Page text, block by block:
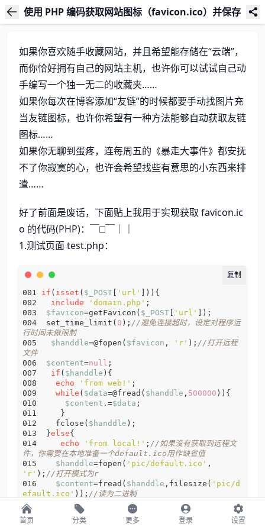
首页 分类 更多 登录 设置
使用 PHP 编码获取网站图标（favicon.ico）并保存
如果你喜欢随手收藏网站，并且希望能存储在“云端”，
而你恰好拥有自己的网站主机，也许你可以试试自己动
手编写一个独一无二的收藏夹……
如果你每次在博客添加“友链”的时候都要手动找图片充
当友链图标，也许你希望有一种方法能够自动获取友链
图标……
如果你无聊到蛋疼，连每周五的《暴走大事件》都安抚
不了你寂寞的心，也许会希望找些有意思的小东西来排
遣……
好了前面是废话，下面贴上我用于实现获取 favicon.ic
o 的代码(PHP)：￣□￣｜｜
1.测试页面 test.php：
if ( isset ( $_POST 'url'
include
'domain.php'
$favicon=getFavicon( $_POST 'url'
set_time_limit( 0 ); //避免连接超时，设定对程序运
行时间未做限制
$handdle=@fopen( $favicon , 'r' ); //打开远程
文件
$content=null
if ( $handdle
echo
'from web!'
while ( $data=@fread( $handdle , 500000
$content .=$data
   fclose(
$handdle
}else
echo
'from local!' ; //如果没有获取到远程文
件，你需要在本地准备一个default.ico用作缺省值
$handdle=fopen( 'pic/default.ico'
'r' ); //打开模式为r
$content=fread( $handdle ,filesize( 'pic/d
efault.ico' )); //读为二进制
    fclose(
$handdle
getDomain( $_POST
]);